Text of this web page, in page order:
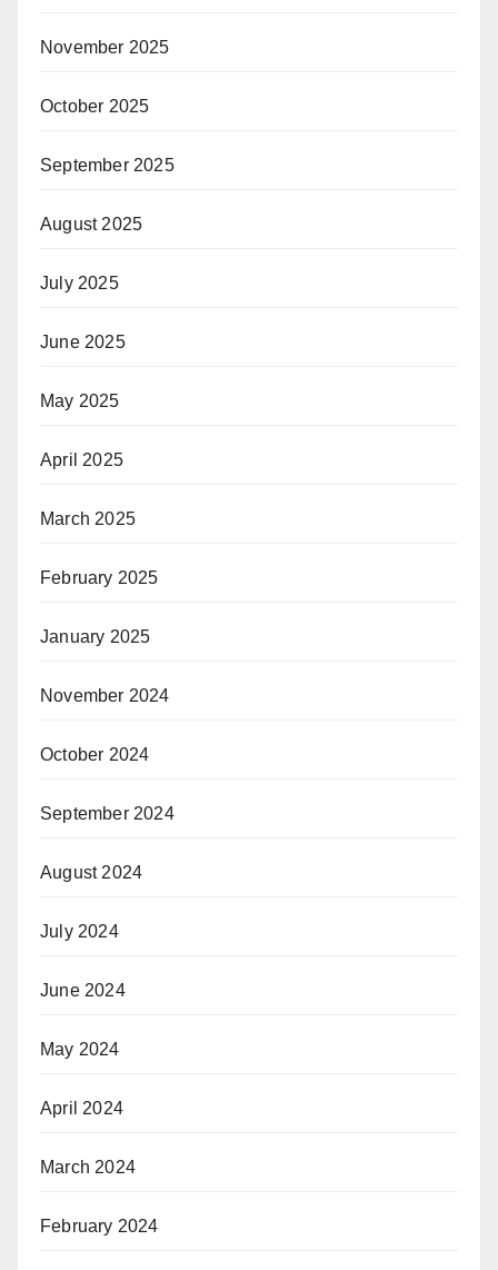
November 2025
October 2025
September 2025
August 2025
July 2025
June 2025
May 2025
April 2025
March 2025
February 2025
January 2025
November 2024
October 2024
September 2024
August 2024
July 2024
June 2024
May 2024
April 2024
March 2024
February 2024